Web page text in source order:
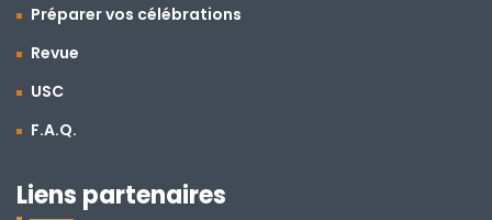
Préparer vos célébrations
Revue
USC
F.A.Q.
Liens partenaires